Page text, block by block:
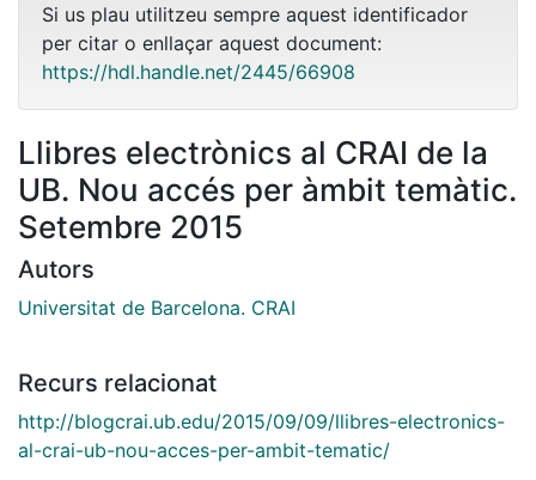
Si us plau utilitzeu sempre aquest identificador
per citar o enllaçar aquest document:
https://hdl.handle.net/2445/66908
Llibres electrònics al CRAI de la
UB. Nou accés per àmbit temàtic.
Setembre 2015
Autors
Universitat de Barcelona. CRAI
Recurs relacionat
http://blogcrai.ub.edu/2015/09/09/llibres-electronics-
al-crai-ub-nou-acces-per-ambit-tematic/